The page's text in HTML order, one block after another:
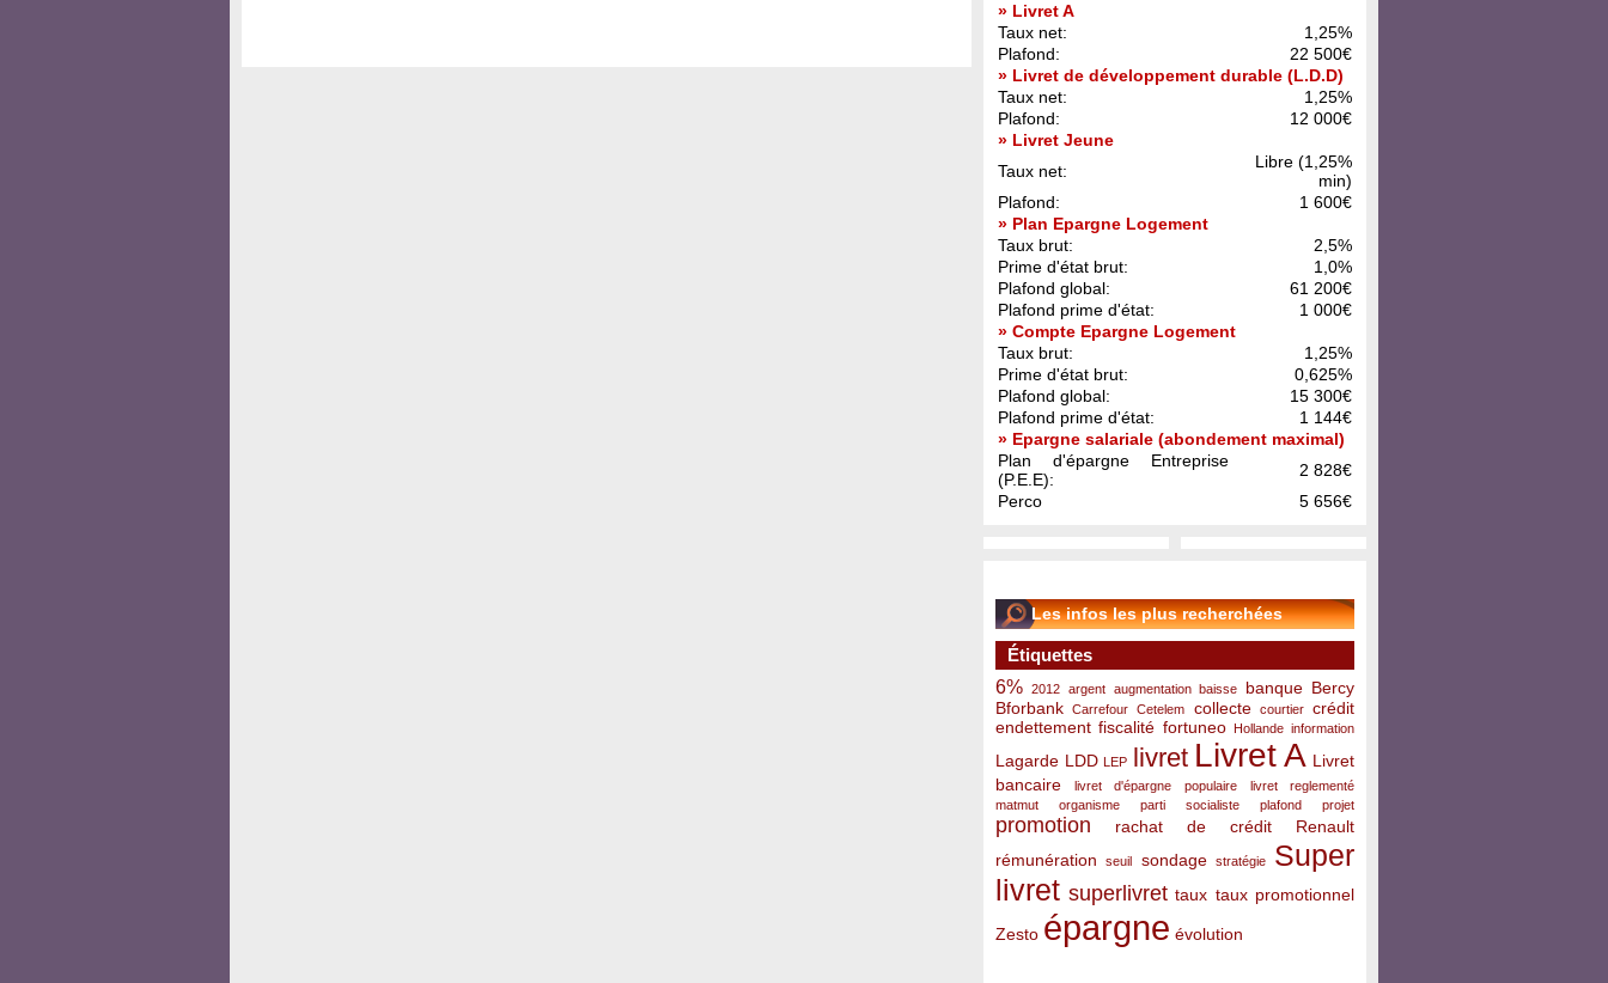
» Livret A
Taux net:
1,25%
Plafond:
22 500€
» Livret de développement durable (L.D.D)
Taux net:
1,25%
Plafond:
12 000€
» Livret Jeune
Taux net:
Libre (1,25%
min)
Plafond:
1 600€
» Plan Epargne Logement
Taux brut:
2,5%
Prime d'état brut:
1,0%
Plafond global:
61 200€
Plafond prime d'état:
1 000€
» Compte Epargne Logement
Taux brut:
1,25%
Prime d'état brut:
0,625%
Plafond global:
15 300€
Plafond prime d'état:
1 144€
» Epargne salariale (abondement maximal)
Plan d'épargne Entreprise
(P.E.E):
2 828€
Perco
5 656€
Les infos les plus recherchées
Étiquettes
6% 2012 argent augmentation baisse banque Bercy
Bforbank
Carrefour Cetelem collecte courtier
crédit
endettement fiscalité fortuneo Hollande information
Lagarde LDD LEP livret Livret A Livret
bancaire
livret d'épargne populaire
livret reglementé
matmut
organisme parti socialiste plafond projet
promotion rachat de crédit
Renault
rémunération
seuil sondage stratégie
Super
livret superlivret taux taux promotionnel
Zesto épargne évolution